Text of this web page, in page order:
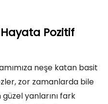
Pozitif
neşe katan basit
zor zamanlarda bile
yanlarını fark